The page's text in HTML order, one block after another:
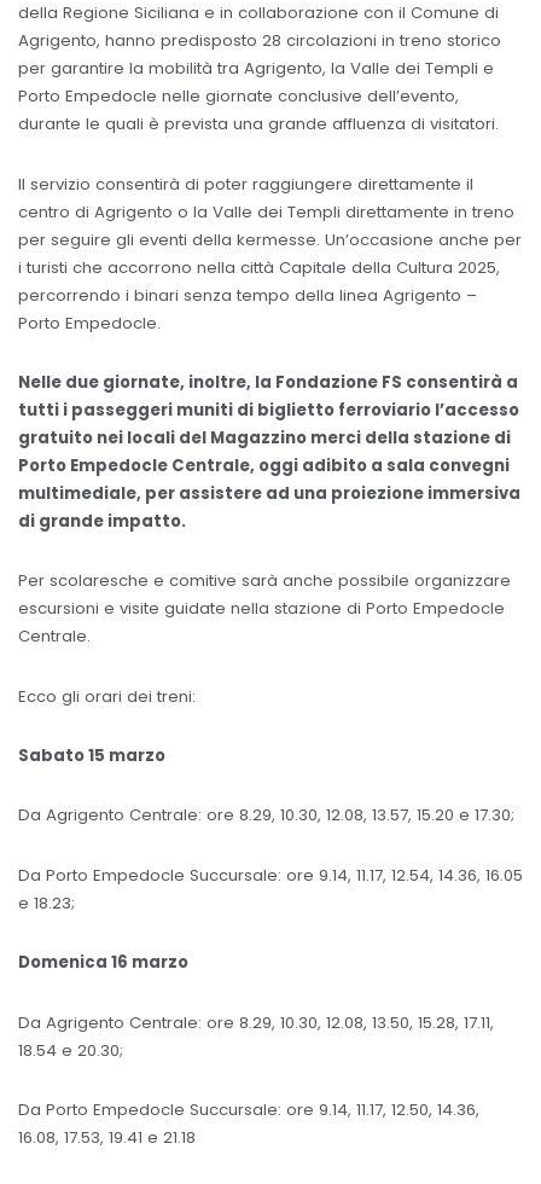
della Regione Siciliana e in collaborazione con il Comune di
Agrigento, hanno predisposto 28 circolazioni in treno storico
per garantire la mobilità tra Agrigento, la Valle dei Templi e
Porto Empedocle nelle giornate conclusive dell’evento,
durante le quali è prevista una grande affluenza di visitatori.
Il servizio consentirà di poter raggiungere direttamente il
centro di Agrigento o la Valle dei Templi direttamente in treno
per seguire gli eventi della kermesse. Un’occasione anche per
i turisti che accorrono nella città Capitale della Cultura 2025,
percorrendo i binari senza tempo della linea Agrigento –
Porto Empedocle.
Nelle due giornate, inoltre, la Fondazione FS consentirà a
tutti i passeggeri muniti di biglietto ferroviario l’accesso
gratuito nei locali del Magazzino merci della stazione di
Porto Empedocle Centrale, oggi adibito a sala convegni
multimediale, per assistere ad una proiezione immersiva
di grande impatto.
Per scolaresche e comitive sarà anche possibile organizzare
escursioni e visite guidate nella stazione di Porto Empedocle
Centrale.
Ecco gli orari dei treni:
Sabato 15 marzo
Da Agrigento Centrale: ore 8.29, 10.30, 12.08, 13.57, 15.20 e 17.30;
Da Porto Empedocle Succursale: ore 9.14, 11.17, 12.54, 14.36, 16.05
e 18.23;
Domenica 16 marzo
Da Agrigento Centrale: ore 8.29, 10.30, 12.08, 13.50, 15.28, 17.11,
18.54 e 20.30;
Da Porto Empedocle Succursale: ore 9.14, 11.17, 12.50, 14.36,
16.08, 17.53, 19.41 e 21.18